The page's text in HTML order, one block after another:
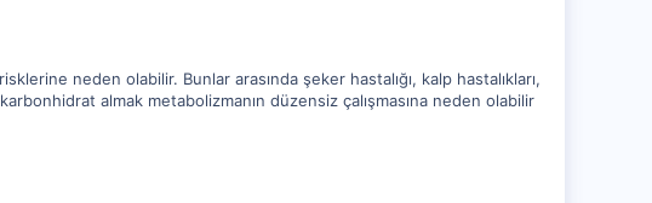
neden olabilir. Bunlar arasında şeker hastalığı, kalp hastalıkları,
almak metabolizmanın düzensiz çalışmasına neden olabilir